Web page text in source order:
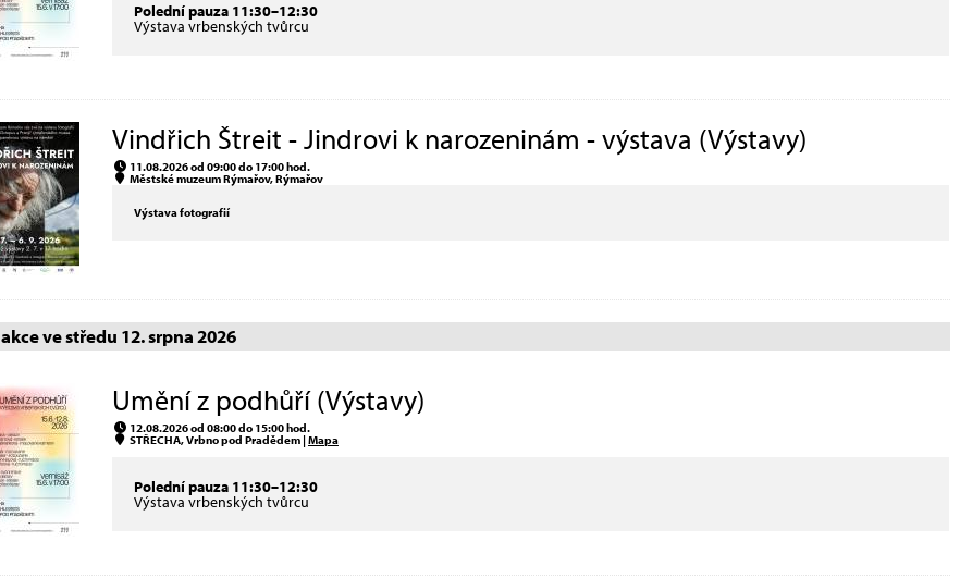
Polední pauza 11:30–12:30
Výstava vrbenských tvůrcu
Vindřich Štreit - Jindrovi k narozeninám - výstava (Výstavy)
11.08.2026 od 09:00 do 17:00 hod.
Městské muzeum Rýmařov, Rýmařov
Výstava fotografií
akce ve středu 12. srpna 2026
Umění z podhůří (Výstavy)
12.08.2026 od 08:00 do 15:00 hod.
STŘECHA, Vrbno pod Pradědem |Mapa
Polední pauza 11:30–12:30
Výstava vrbenských tvůrcu